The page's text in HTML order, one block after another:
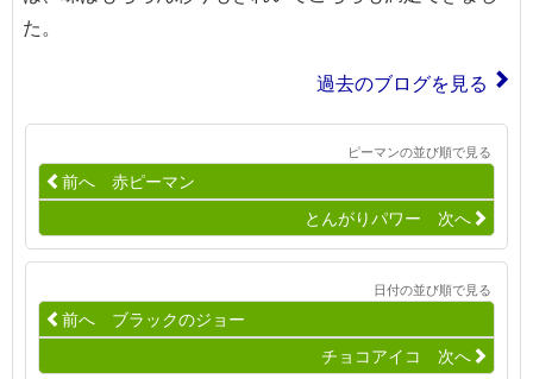
た。
過去のブログを見る
ピーマンの並び順で見る
前へ 赤ピーマン
とんがりパワー 次へ
日付の並び順で見る
前へ ブラックのジョー
チョコアイコ 次へ